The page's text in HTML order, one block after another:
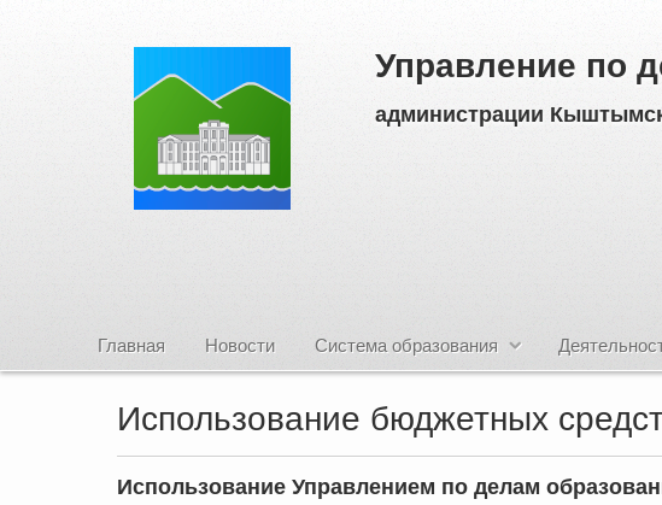
Управление по
администрации
Главная Новости Система образования
Использование бюджетных
Использование Управлением по делам